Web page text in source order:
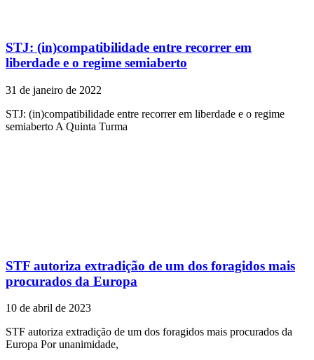
STJ: (in)compatibilidade entre recorrer em
liberdade e o regime semiaberto
31 de janeiro de 2022
STJ: (in)compatibilidade entre recorrer em liberdade e o regime
semiaberto A Quinta Turma
STF autoriza extradição de um dos foragidos mais
procurados da Europa
10 de abril de 2023
STF autoriza extradição de um dos foragidos mais procurados da
Europa Por unanimidade,